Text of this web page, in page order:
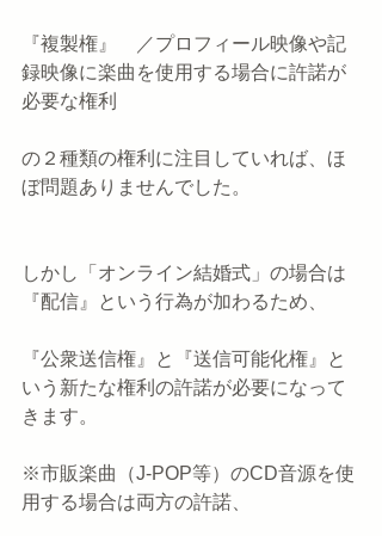
『複製権』　／プロフィール映像や記
録映像に楽曲を使用する場合に許諾が
必要な権利
の２種類の権利に注目していれば、ほ
ぼ問題ありませんでした。
しかし「オンライン結婚式」の場合は
『配信』という行為が加わるため、
『公衆送信権』と『送信可能化権』と
いう新たな権利の許諾が必要になって
きます。
※市販楽曲（J-POP等）のCD音源を使
用する場合は両方の許諾、